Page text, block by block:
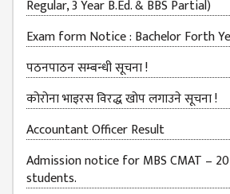
STUDENT
ENROLLMENT
BUDGETS
EMIS 2082-83
DOCUMENTS
NEWS &
EVENT
Regular, 3 Year B.Ed. & BBS Partial)
Exam form Notice : Bachelor Forth
पठनपाठन सम्बन्धी सूचना !
कोरोना भाइरस विरद्ध खोप लगाउने सूचना !
Accountant Officer Result
Admission notice for MBS CMAT –
students.